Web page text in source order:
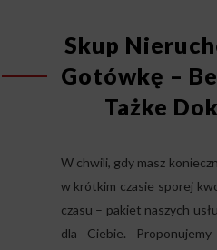
Skup
Gotówkę –
Tażke
W chwili, gdy masz
w krótkim czasie sporej
czasu – pakiet naszych
dla Ciebie.